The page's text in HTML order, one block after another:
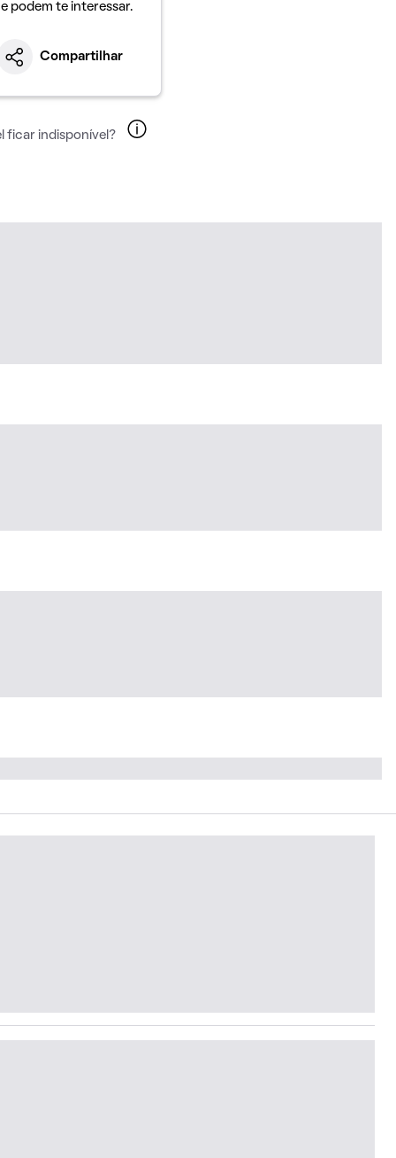
podem te interessar.
Compartilhar
ficar indisponível?